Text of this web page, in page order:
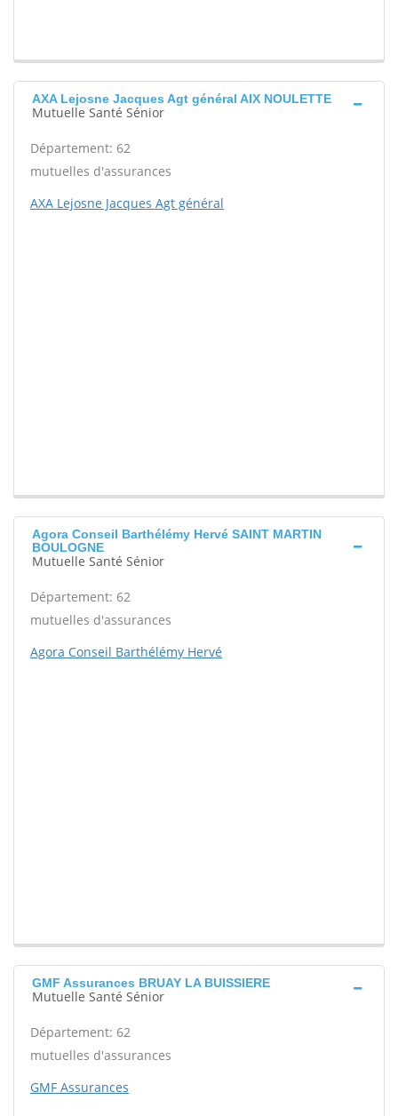
AXA Lejosne Jacques Agt général AIX NOULETTE
Mutuelle Santé Sénior
Département: 62
mutuelles d'assurances
AXA Lejosne Jacques Agt général
Agora Conseil Barthélémy Hervé SAINT MARTIN
BOULOGNE
Mutuelle Santé Sénior
Département: 62
mutuelles d'assurances
Agora Conseil Barthélémy Hervé
GMF Assurances BRUAY LA BUISSIERE
Mutuelle Santé Sénior
Département: 62
mutuelles d'assurances
GMF Assurances